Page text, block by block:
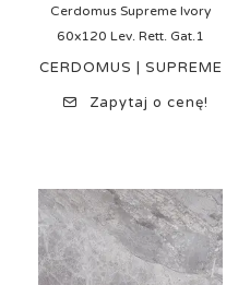
Cerdomus Supreme Ivory
60x120 Lev. Rett. Gat.1
CERDOMUS | SUPREME
Zapytaj o cenę!